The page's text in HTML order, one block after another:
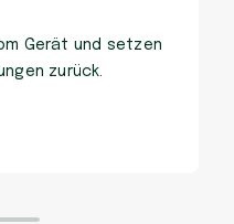
Gerät und setzen
zurück.